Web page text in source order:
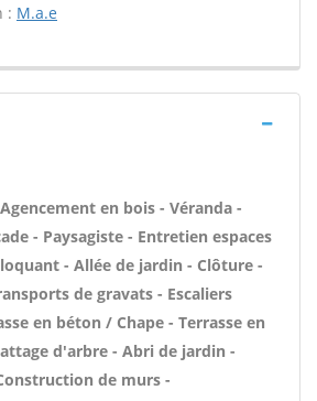
: M.a.e
en bois - Véranda -
- Paysagiste - Entretien espaces
- Allée de jardin - Clôture -
de gravats - Escaliers
en béton / Chape - Terrasse en
d'arbre - Abri de jardin -
de murs -